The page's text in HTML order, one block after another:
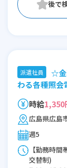
派遣社員
☆金
わる各種照
時給1,350
広島県広島
週5
【勤務時
交替制)